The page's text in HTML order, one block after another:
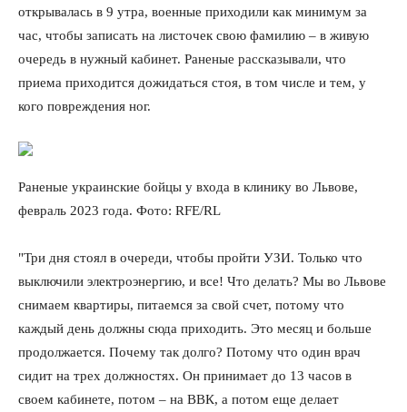
открывалась в 9 утра, военные приходили как минимум за
час, чтобы записать на листочек свою фамилию – в живую
очередь в нужный кабинет. Раненые рассказывали, что
приема приходится дожидаться стоя, в том числе и тем, у
кого повреждения ног.
Раненые украинские бойцы у входа в клинику во Львове,
февраль 2023 года. Фото: RFE/RL
"Три дня стоял в очереди, чтобы пройти УЗИ. Только что
выключили электроэнергию, и все! Что делать? Мы во Львове
снимаем квартиры, питаемся за свой счет, потому что
каждый день должны сюда приходить. Это месяц и больше
продолжается. Почему так долго? Потому что один врач
сидит на трех должностях. Он принимает до 13 часов в
своем кабинете, потом – на ВВК, а потом еще делает